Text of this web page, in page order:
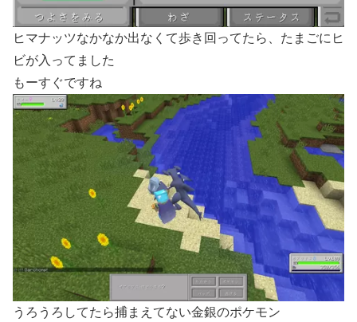
ヒマナッツなかなか出なくて歩き回ってたら、たまごにヒ
ビが入ってました
もーすぐですね
うろうろしてたら捕まえてない金銀のポケモン